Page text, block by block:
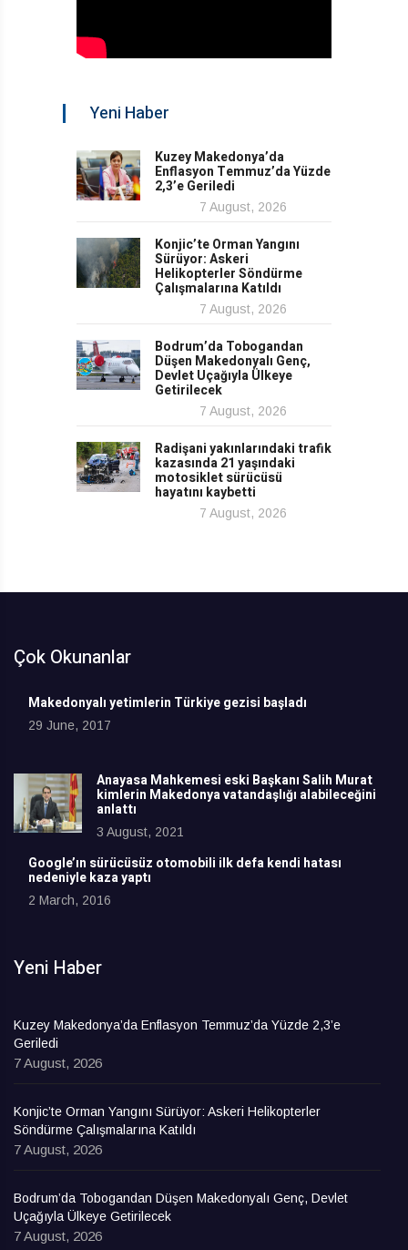
Yeni Haber
Kuzey Makedonya’da
Enflasyon Temmuz’da Yüzde
2,3’e Geriledi
7 August, 2026
Konjic’te Orman Yangını
Sürüyor: Askeri
Helikopterler Söndürme
Çalışmalarına Katıldı
7 August, 2026
Bodrum’da Tobogandan
Düşen Makedonyalı Genç,
Devlet Uçağıyla Ülkeye
Getirilecek
7 August, 2026
Radişani yakınlarındaki trafik
kazasında 21 yaşındaki
motosiklet sürücüsü
hayatını kaybetti
7 August, 2026
Çok Okunanlar
Makedonyalı yetimlerin Türkiye gezisi başladı
29 June, 2017
Anayasa Mahkemesi eski Başkanı Salih Murat
kimlerin Makedonya vatandaşlığı alabileceğini
anlattı
3 August, 2021
Google’ın sürücüsüz otomobili ilk defa kendi hatası
nedeniyle kaza yaptı
2 March, 2016
Yeni Haber
Kuzey Makedonya’da Enflasyon Temmuz’da Yüzde 2,3’e
Geriledi
7 August, 2026
Konjic’te Orman Yangını Sürüyor: Askeri Helikopterler
Söndürme Çalışmalarına Katıldı
7 August, 2026
Bodrum’da Tobogandan Düşen Makedonyalı Genç, Devlet
Uçağıyla Ülkeye Getirilecek
7 August, 2026